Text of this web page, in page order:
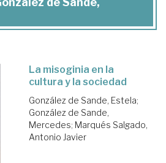
La misoginia en la
cultura y la sociedad
González de Sande, Estela;
González de Sande,
Mercedes; Marqués Salgado,
Antonio Javier